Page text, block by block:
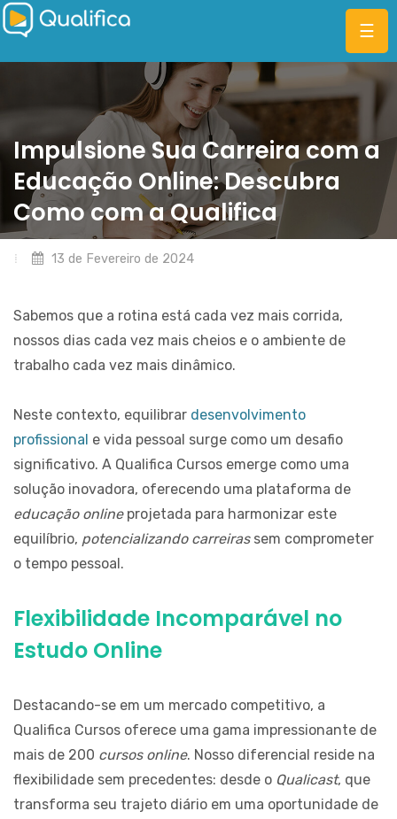
CATEGORIAS
PLANOS
MBA
BLOG
CADASTRAR
☰
Impulsione Sua Carreira com a
Educação Online: Descubra
Como com a Qualifica
13 de Fevereiro de 2024
Sabemos que a rotina está cada vez mais corrida,
nossos dias cada vez mais cheios e o ambiente de
trabalho cada vez mais dinâmico.
Neste contexto, equilibrar desenvolvimento
profissional e vida pessoal surge como um desafio
significativo. A Qualifica Cursos emerge como uma
solução inovadora, oferecendo uma plataforma de
educação onlineprojetada para harmonizar este
equilíbrio, potencializando carreirassem comprometer
o tempo pessoal.
Flexibilidade Incomparável no
Estudo Online
Destacando-se em um mercado competitivo, a
Qualifica Cursos oferece uma gama impressionante de
mais de 200 cursos online. Nosso diferencial reside na
flexibilidade sem precedentes: desde o Qualicast, que
transforma seu trajeto diário em uma oportunidade de
POPULAR
AS
PROFISSIONAL
FUTURO
COMO
NÓS
REALIZAMOS
ALTERAÇÕES
NO
DE
PESQUISA
COM
OS
UM
ESTUDO
DE
CASO.
QUALIFICA
OFERECE
SERVIÇO
PARA
AUMENTAR
DOS
ISP
RECENTES
COMO
USAR